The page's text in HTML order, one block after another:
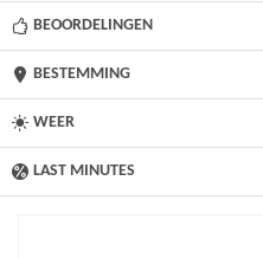
BEOORDELINGEN
BESTEMMING
WEER
LAST MINUTES